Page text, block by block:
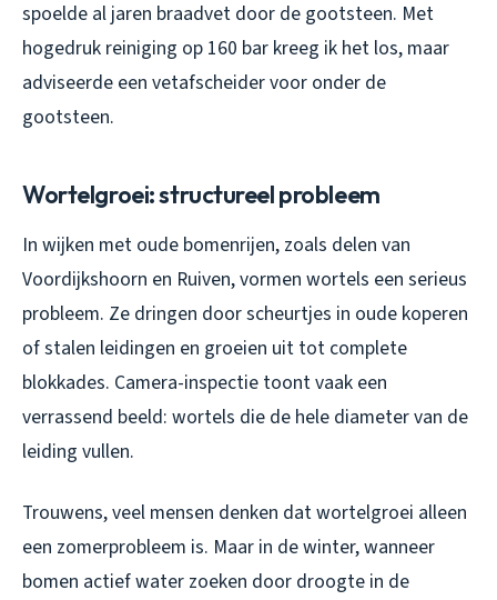
spoelde al jaren braadvet door de gootsteen. Met
hogedruk reiniging op 160 bar kreeg ik het los, maar
adviseerde een vetafscheider voor onder de
gootsteen.
Wortelgroei: structureel probleem
In wijken met oude bomenrijen, zoals delen van
Voordijkshoorn en Ruiven, vormen wortels een serieus
probleem. Ze dringen door scheurtjes in oude koperen
of stalen leidingen en groeien uit tot complete
blokkades. Camera-inspectie toont vaak een
verrassend beeld: wortels die de hele diameter van de
leiding vullen.
Trouwens, veel mensen denken dat wortelgroei alleen
een zomerprobleem is. Maar in de winter, wanneer
bomen actief water zoeken door droogte in de